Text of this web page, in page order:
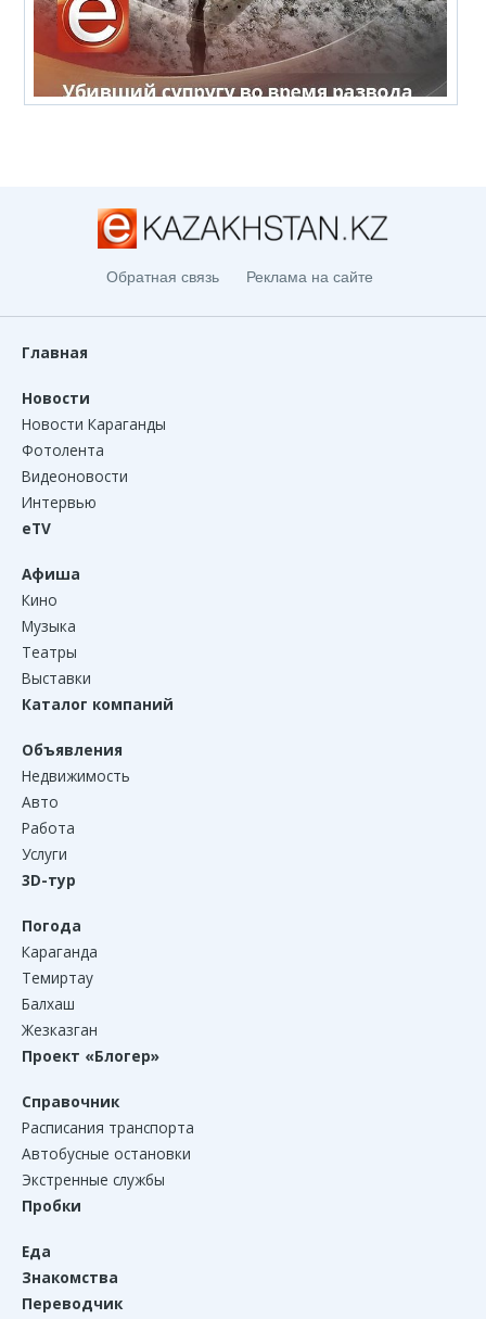
Обратная связь Реклама на сайте
Главная
Новости
Новости Караганды
Фотолента
Видеоновости
Интервью
eTV
Афиша
Кино
Музыка
Театры
Выставки
Каталог компаний
Объявления
Недвижимость
Авто
Работа
Услуги
3D-тур
Погода
Караганда
Темиртау
Балхаш
Жезказган
Проект «Блогер»
Справочник
Расписания транспорта
Автобусные остановки
Экстренные службы
Пробки
Еда
Знакомства
Переводчик